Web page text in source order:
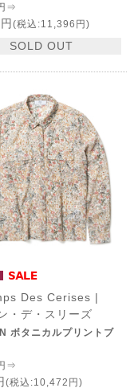
⇒
(税込:11,396円)
SOLD OUT
Des Cerises |
・デ・スリーズ
ボタニカルプリントブ
⇒
(税込:10,472円)